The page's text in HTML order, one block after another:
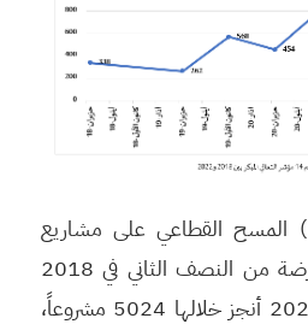
ويُظهر الجدول رقم (1) المسح القطاعي على مشاريع
التعافي في مناطق المعارضة من النصف الثاني في 2018
حتى النصف الأول في 2022 أنجز خلالها 5024 مشروعاً،